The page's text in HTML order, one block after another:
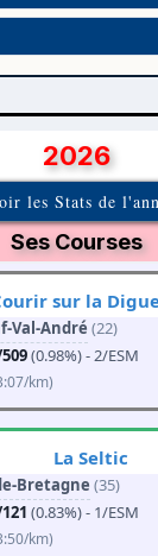
2026
les Stats de
Ses Courses
sur la
Val-André (22)
(0.98%) - 2/ESM
km)
La Seltic
Bretagne (35)
(0.83%) - 1/ESM
km)